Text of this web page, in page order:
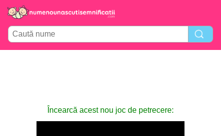
Încearcă acest nou joc de petrecere: